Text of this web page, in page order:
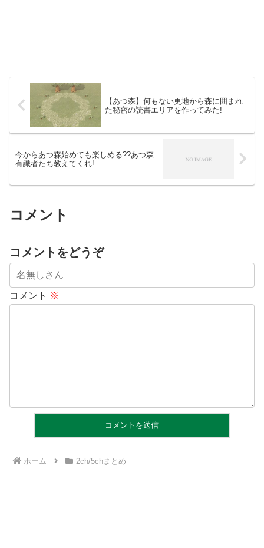
【あつ森】何もない更地から森に囲まれ
た秘密の読書エリアを作ってみた!
今からあつ森始めても楽しめる??あつ森
有識者たち教えてくれ!
コメント
コメントをどうぞ
コメント ※
ホーム 2ch/5chまとめ